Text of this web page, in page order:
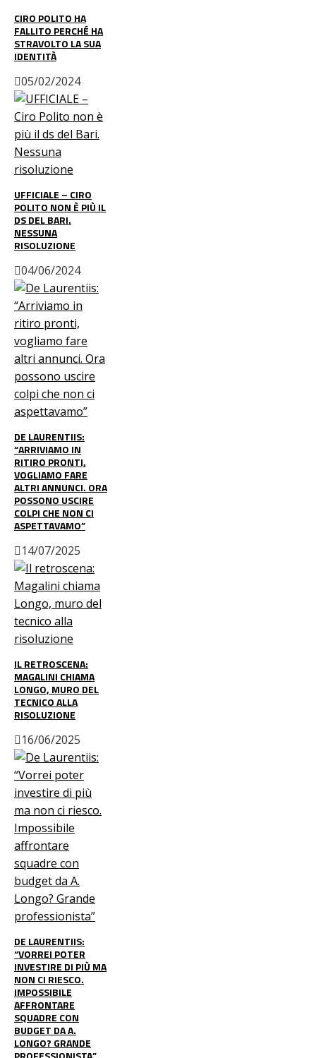
CIRO POLITO HA
FALLITO PERCHÉ HA
STRAVOLTO LA SUA
IDENTITÀ
05/02/2024
UFFICIALE – CIRO
POLITO NON È PIÙ IL
DS DEL BARI.
NESSUNA
RISOLUZIONE
04/06/2024
DE LAURENTIIS:
“ARRIVIAMO IN
RITIRO PRONTI,
VOGLIAMO FARE
ALTRI ANNUNCI. ORA
POSSONO USCIRE
COLPI CHE NON CI
ASPETTAVAMO”
14/07/2025
IL RETROSCENA:
MAGALINI CHIAMA
LONGO, MURO DEL
TECNICO ALLA
RISOLUZIONE
16/06/2025
DE LAURENTIIS:
“VORREI POTER
INVESTIRE DI PIÙ MA
NON CI RIESCO.
IMPOSSIBILE
AFFRONTARE
SQUADRE CON
BUDGET DA A.
LONGO? GRANDE